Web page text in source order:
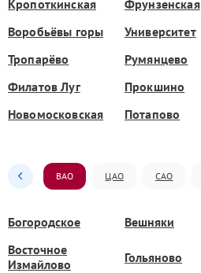
Кропоткинская Фрунзенская
Воробьёвы горы
Университет
Тропарёво
Румянцево
Филатов Луг
Прокшино
Новомосковская
Потапово
ВАО ЦАО САО
Богородское Вешняки
Восточное
Измайлово
Гольяново